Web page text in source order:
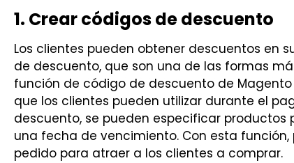
1. Crear códigos de descuento
Los clientes pueden obtener descuentos en
de descuento, que son una de las formas
función de código de descuento de
que los clientes pueden utilizar durante el
descuento, se pueden especificar
una fecha de vencimiento. Con esta
pedido para atraer a los clientes a comprar.